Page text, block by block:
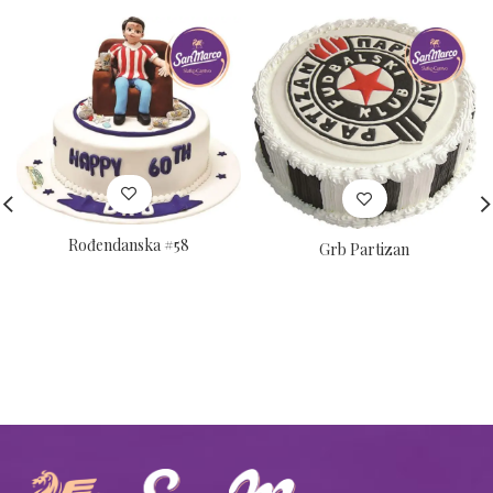
Rođendanska #58 Grb Partizan